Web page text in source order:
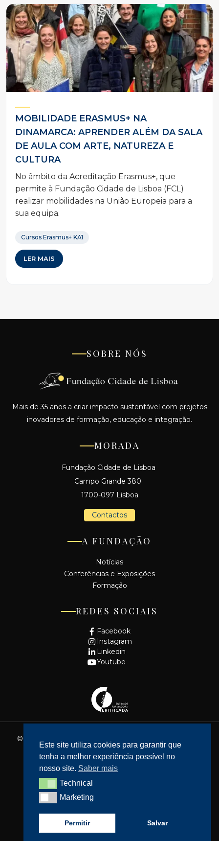
Este site utiliza cookies para garantir que
tenha a melhor experiência possível no
nosso site. Saber mais
TechnicalTechnical
MarketingMarketing
Permitir Salvar
MOBILIDADE ERASMUS+ NA
DINAMARCA: APRENDER ALÉM DA SALA
DE AULA COM ARTE, NATUREZA E
CULTURA
No âmbito da Acreditação Erasmus+, que
permite à Fundação Cidade de Lisboa (FCL)
realizar mobilidades na União Europeia para a
sua equipa.
Cursos Erasmus+ KA1
LER MAIS
SOBRE NÓS
Mais de 35 anos a criar impacto sustentável com projetos
inovadores de formação, educação e integração.
MORADA
Fundação Cidade de Lisboa
Campo Grande 380
1700-097 Lisboa
Contactos
A FUNDAÇÃO
Notícias
Conferências e Exposições
Formação
REDES SOCIAIS
Facebook
Instagram
Linkedin
Youtube
© 2026 - Fundação Cidade de Lisboa. Todos os direitos
reservados.
Website feito porBean Web Developer
Livro de Reclamações
Política de privacidade
Acessibilidade
Política de cookies